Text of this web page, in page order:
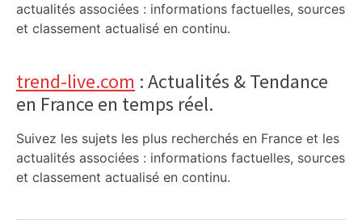
actualités associées : informations factuelles, sources
et classement actualisé en continu.
trend-live.com : Actualités & Tendance
en France en temps réel.
Suivez les sujets les plus recherchés en France et les
actualités associées : informations factuelles, sources
et classement actualisé en continu.